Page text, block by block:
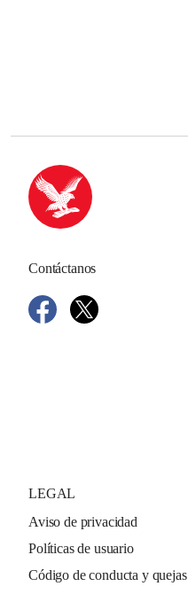
Contáctanos
LEGAL
Aviso de privacidad
Políticas de usuario
Código de conducta y quejas